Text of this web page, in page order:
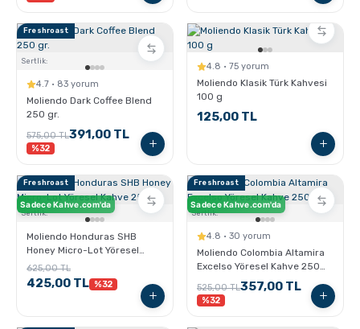
Freshroast
Sertlik:
4.7 · 83 yorum
Moliendo Dark Coffee Blend
250 gr.
575,00 TL391,00 TL
%32
4.8 · 75 yorum
Moliendo Klasik Türk Kahvesi
100 g
125,00 TL
Freshroast
Sertlik:
Sadece Kahve.com'da
Moliendo Honduras SHB
Honey Micro-Lot Yöresel
Kahve 250 gr.
625,00 TL
425,00 TL %32
Freshroast
Sertlik:
Sadece Kahve.com'da
4.8 · 30 yorum
Moliendo Colombia Altamira
Excelso Yöresel Kahve 250
525,00 TL357,00 TL
%32